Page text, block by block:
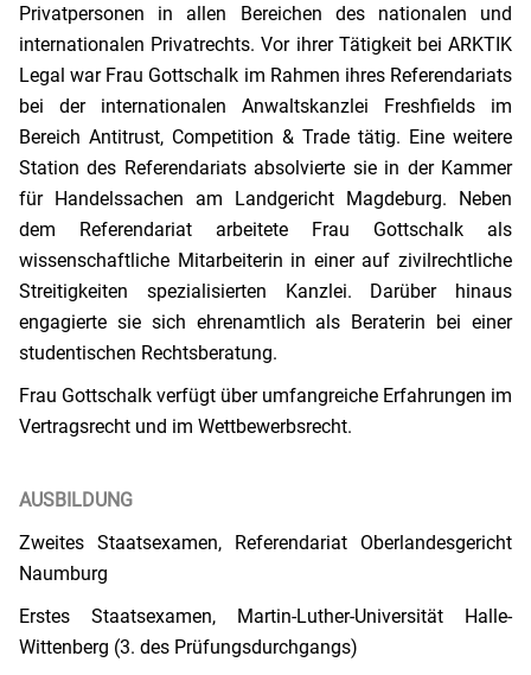
Privatpersonen in allen Bereichen des nationalen und
internationalen Privatrechts. Vor ihrer Tätigkeit bei ARKTIK
Legal war Frau Gottschalk im Rahmen ihres Referendariats
bei der internationalen Anwaltskanzlei Freshfields im
Bereich Antitrust, Competition & Trade tätig. Eine weitere
Station des Referendariats absolvierte sie in der Kammer
für Handelssachen am Landgericht Magdeburg. Neben
dem Referendariat arbeitete Frau Gottschalk als
wissenschaftliche Mitarbeiterin in einer auf zivilrechtliche
Streitigkeiten spezialisierten Kanzlei. Darüber hinaus
engagierte sie sich ehrenamtlich als Beraterin bei einer
studentischen Rechtsberatung.
Frau Gottschalk verfügt über umfangreiche Erfahrungen im
Vertragsrecht und im Wettbewerbsrecht.
AUSBILDUNG
Zweites Staatsexamen, Referendariat Oberlandesgericht
Naumburg
Erstes Staatsexamen, Martin-Luther-Universität Halle-
Wittenberg (3. des Prüfungsdurchgangs)